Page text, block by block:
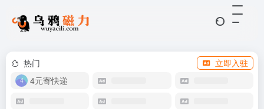
热门
立即入驻
4元寄快递